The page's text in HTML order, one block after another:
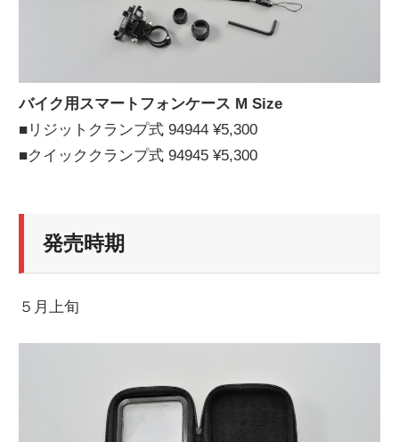
バイク用スマートフォンケース M Size
■リジットクランプ式 94944 ¥5,300
■クイッククランプ式 94945 ¥5,300
発売時期
５月上旬